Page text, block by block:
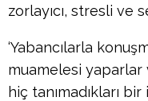
zorlayıcı, stresli ve
‘Yabancılarla
muamelesi yaparlar
hiç tanımadıkları